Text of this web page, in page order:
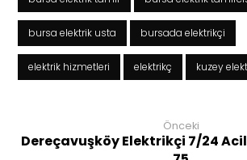
bursa elektrik usta bursada elektrikçi
elektrik hizmetleri elektrikç kuzey
Önceki
Dereçavuşköy Elektrikçi 7/24